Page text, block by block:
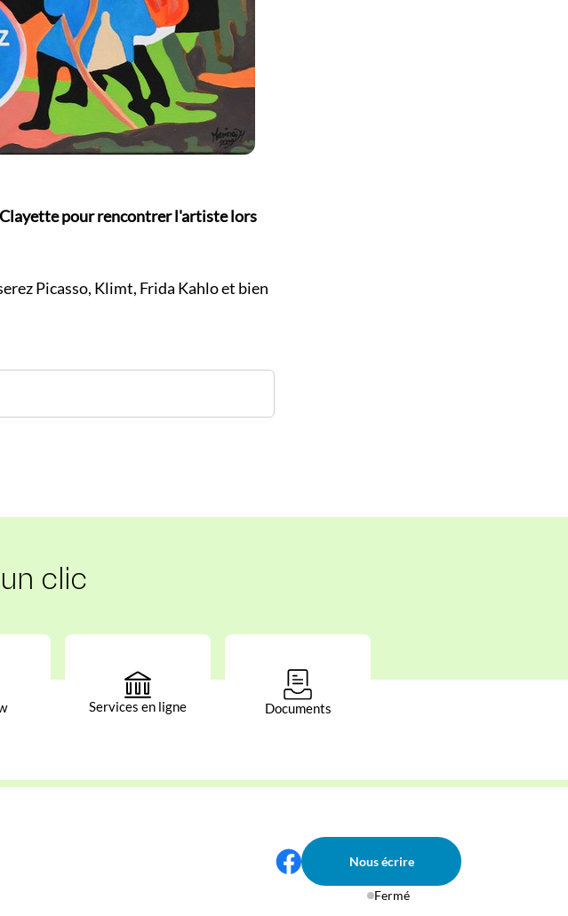
pour rencontrer l'artiste lors
Picasso, Klimt, Frida Kahlo et bien
un clic
Services en ligne Documents
Nous écrire
Fermé